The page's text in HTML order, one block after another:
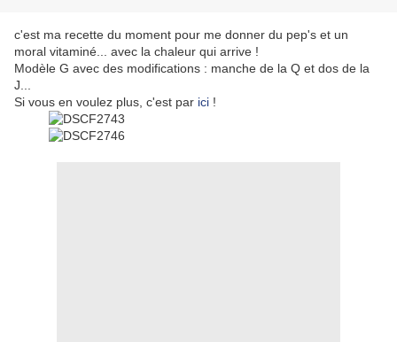
c'est ma recette du moment pour me donner du pep's et un
moral vitaminé... avec la chaleur qui arrive !
Modèle G avec des modifications : manche de la Q et dos de la
J...
Si vous en voulez plus, c'est par ici !